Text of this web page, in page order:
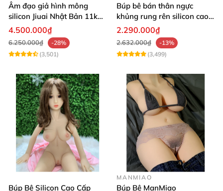
Âm đạo giả hình mông
silicon Jiuai Nhật Bản 11kg
kích cỡ thật
4.500.000₫
6.250.000₫
-28%
(3,501)
Búp bê bán thân ngực
khủng rung rên silicon cao
cấp kích thích cực đã
2.290.000₫
2.632.000₫
-13%
(3,499)
Búp Bê Silicon Cao Cấp
MANMIAO
Búp Bê ManMiao